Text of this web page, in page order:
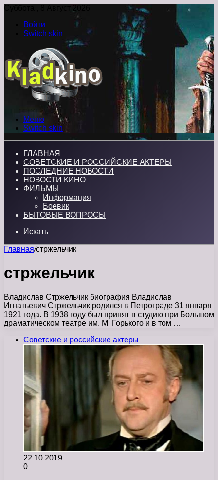
Суббота , 8 Август 2026
Войти
Switch skin
Меню
Switch skin
ГЛАВНАЯ
СОВЕТСКИЕ И РОССИЙСКИЕ АКТЕРЫ
ПОСЛЕДНИЕ НОВОСТИ
НОВОСТИ КИНО
ФИЛЬМЫ
Информация
Боевик
БЫТОВЫЕ ВОПРОСЫ
Искать
Главная/стржельчик
стржельчик
Владислав Стржельчик биография Владислав
Игнатьевич Стржельчик родился в Петрограде 31 января
1921 года. В 1938 году был принят в студию при Большом
драматическом театре им. М. Горького и в том …
Советские и российские актеры
22.10.2019
0